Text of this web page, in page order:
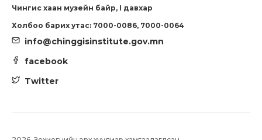
Чингис хаан музейн байр, I давхар
Холбоо барих утас: 7000-0086, 7000-0064
info@chinggisinstitute.gov.mn
facebook
Twitter